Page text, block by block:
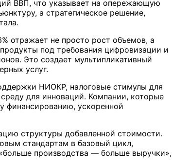
ВВП, что указывает на опережающую
а стратегическое решение,
отражает не просто рост объемов, а
под требования цифровизации и
Это создает мультипликативный
услуг.
НИОКР, налоговые стимулы для
для инноваций. Компании, которые
финансированию, ускоренной
структуры добавленной стоимости.
стандартам в базовый цикл,
производства — больше выручки»,